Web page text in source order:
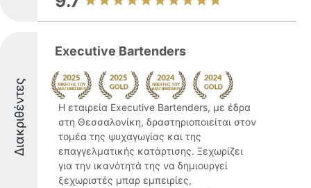
Διακριθέντες
Executive Bartenders
Η εταιρεία Executive Bartenders, με έδρα
στη Θεσσαλονίκη, δραστηριοποιείται στον
τομέα της ψυχαγωγίας και της
επαγγελματικής κατάρτισης. Ξεχωρίζει
για την ικανότητά της να δημιουργεί
ξεχωριστές μπαρ εμπειρίες,